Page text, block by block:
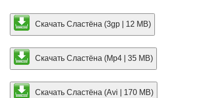
Скачать Сластёна (3gp | 12 MB)
Скачать Сластёна (Mp4 | 35 MB)
Скачать Сластёна (Avi | 170 MB)